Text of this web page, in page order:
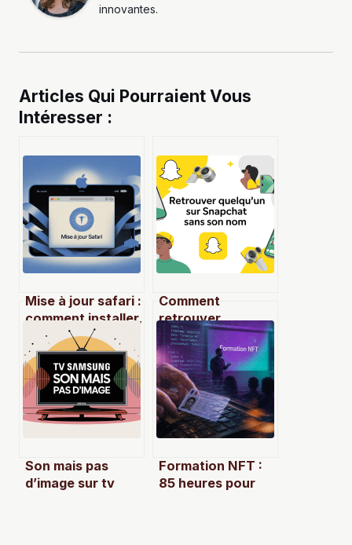
innovantes.
Articles Qui Pourraient Vous
Intéresser :
Mise à jour safari :
comment installer,
optimiser et
résoudre les
problèmes
Comment
retrouver
quelqu’un sur
snapchat sans
son nom
simplement
Son mais pas
d’image sur tv
Formation NFT :
85 heures pour